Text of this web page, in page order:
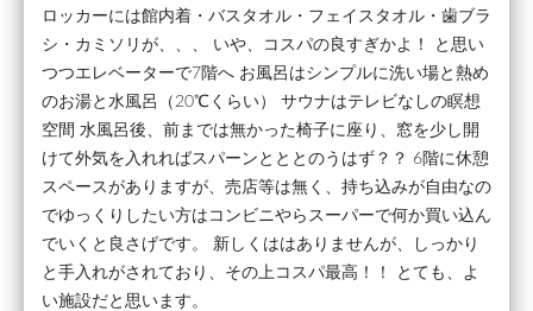
ロッカーには館内着・バスタオル・フェイスタオル・歯ブラ
シ・カミソリが、、、 いや、コスパの良すぎかよ！ と思い
つつエレベーターで7階へ お風呂はシンプルに洗い場と熱め
のお湯と水風呂（20℃くらい） サウナはテレビなしの瞑想
空間 水風呂後、前までは無かった椅子に座り、窓を少し開
けて外気を入れればスパーンとととのうはず？？ 6階に休憩
スペースがありますが、売店等は無く、持ち込みが自由なの
でゆっくりしたい方はコンビニやらスーパーで何か買い込ん
でいくと良さげです。 新しくははありませんが、しっかり
と手入れがされており、その上コスパ最高！！ とても、よ
い施設だと思います。